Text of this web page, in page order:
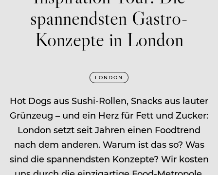
spannendsten Gastro-
Konzepte in London
LONDON
Hot Dogs aus Sushi-Rollen, Snacks aus lauter
Grünzeug – und ein Herz für Fett und Zucker:
London setzt seit Jahren einen Foodtrend
nach dem anderen. Warum ist das so? Was
sind die spannendsten Konzepte? Wir kosten